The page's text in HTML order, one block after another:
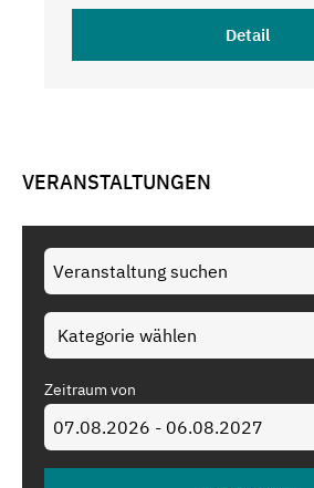
Detail
VERANSTALTUNGEN
Zeitraum von